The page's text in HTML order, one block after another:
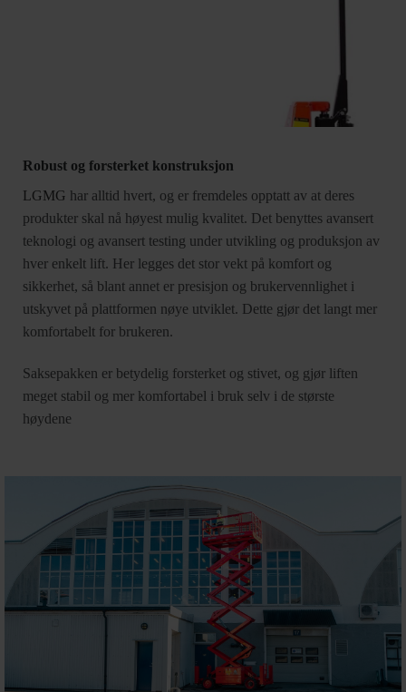
Robust og forsterket konstruksjon
LGMG har alltid hvert, og er fremdeles opptatt av at deres
produkter skal nå høyest mulig kvalitet. Det benyttes avansert
teknologi og avansert testing under utvikling og produksjon av
hver enkelt lift. Her legges det stor vekt på komfort og
sikkerhet, så blant annet er presisjon og brukervennlighet i
utskyvet på plattformen nøye utviklet. Dette gjør det langt mer
komfortabelt for brukeren.
Saksepakken er betydelig forsterket og stivet, og gjør liften
meget stabil og mer komfortabel i bruk selv i de største
høydene